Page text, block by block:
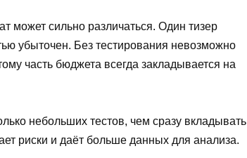
может сильно различаться. Один тизер
убыточен. Без тестирования невозможно
часть бюджета всегда закладывается на
небольших тестов, чем сразу вкладывать
риски и даёт больше данных для анализа.